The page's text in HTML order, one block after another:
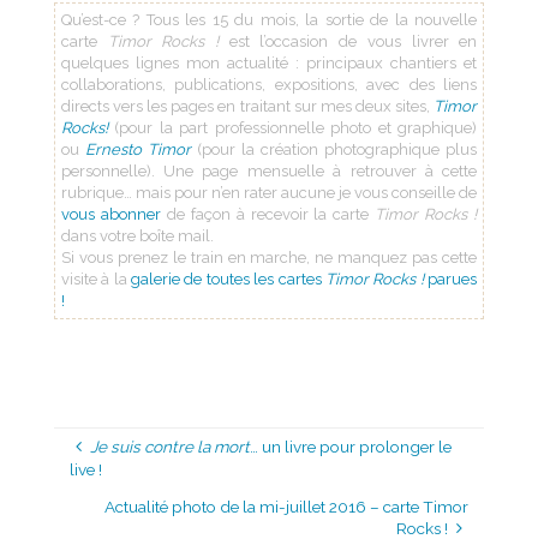
Qu’est-ce ? Tous les 15 du mois, la sortie de la nouvelle
carte
Timor Rocks !est l’occasion de vous livrer en
quelques lignes mon actualité : principaux chantiers et
collaborations, publications, expositions, avec des liens
directs vers les pages en traitant sur mes deux sites, Timor
Rocks!(pour la part professionnelle photo et graphique)
ou Ernesto Timor(pour la création photographique plus
personnelle). Une page mensuelle à retrouver à cette
rubrique… mais pour n’en rater aucune je vous conseille de
vous abonnerde façon à recevoir la carte Timor Rocks !
dans votre boîte mail.
Si vous prenez le train en marche, ne manquez pas cette
visite à la galerie de toutes les cartes Timor Rocks !parues
!
Je suis contre la mort… un livre pour prolonger le
live !
Actualité photo de la mi-juillet 2016 – carte Timor
Rocks !